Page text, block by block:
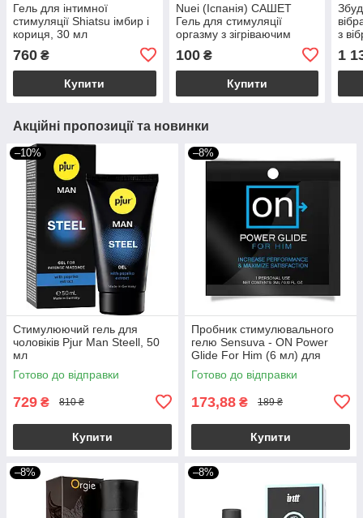
Гель для інтимної
стимуляції Shiatsu імбир і
кориця, 30 мл
760 ₴
Купити
Nuei (Іспанія) САШЕТ
Гель для стимуляції
оргазму з зігріваючим
ефектом THOR, 2 мл Nuei
(Іспанія)
100₴
Купити
з
мл)
1
Акційні пропозиції та новинки
–10%
Стимулюючий гель для
чоловіків Pjur Man Steell, 50
мл
Готово до відправки
729 ₴ 810 ₴
Купити
–8%
Пробник стимулювального
гелю Sensuva - ON Power
Glide For Him (6 мл) для
суперерекції
Готово до відправки
173,88 ₴ 189 ₴
Купити
–8% –8%